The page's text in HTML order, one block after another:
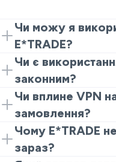
Чи можу я
E*TRADE?
Так. Встановіть
найближчого
E*TRADE допомагає
входів та котирувань
Чи є
законним?
У багатьох країнах
дозволено і захищає
до вас, і
Чи вплине VPN
замовлення?
VPN не гарантує
забезпечити
мережах, що може
Чому E*TRADE
зараз?